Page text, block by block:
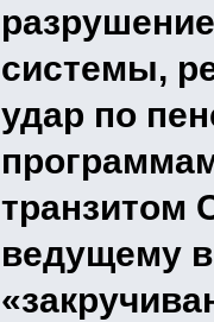
системы,
удар по
транзитом
ведущему